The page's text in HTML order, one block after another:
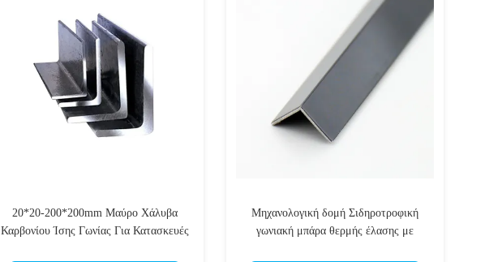
20*20-200*200mm Μαύρο Χάλυβα
Καρβονίου Ίσης Γωνίας Για Κατασκευές
Μηχανολογική δομή Σιδηροτροφική
γωνιακή μπάρα θερμής έλασης με